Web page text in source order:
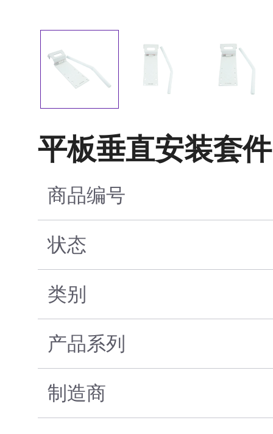
平板垂直安装套件
商品编号
状态
类别
产品系列
制造商